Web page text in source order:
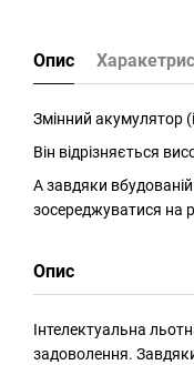
Опис
Змінний акумулятор
Він відрізняється
А завдяки
зосереджуватися на
Опис
Інтелектуальна
задоволення.